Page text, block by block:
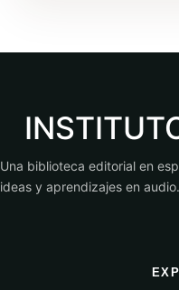
Una biblioteca editorial en
ideas y aprendizajes en audio.